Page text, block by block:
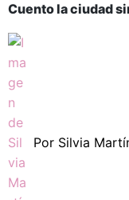
Cuento la ciudad
Por Silvia